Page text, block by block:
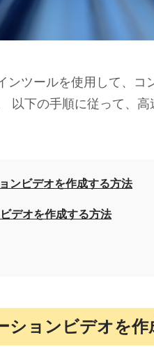
ンツールを使用して、
以下の手順に従って、
ンビデオを作成する方法
デオを作成する方法
ションビデオを作